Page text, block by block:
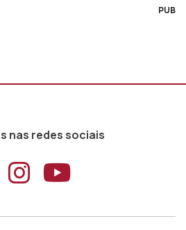
PUB
nas redes sociais
ao
Aceder ao
Aceder